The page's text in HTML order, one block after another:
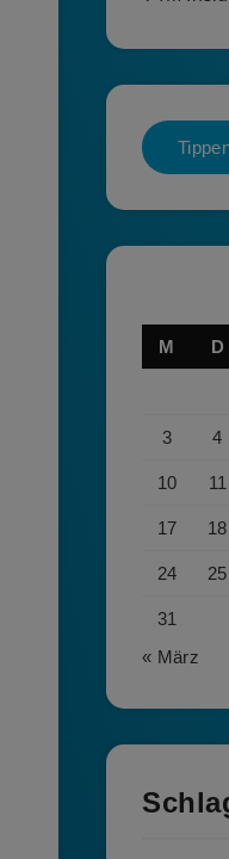
M D
3 4
10 11
17 18
24 25
31
« März